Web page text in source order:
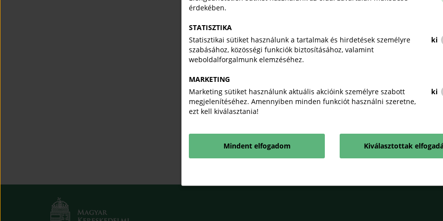
érdekében.
STATISZTIKA
Statisztikai sütiket használunk a tartalmak és hirdetések személyre
szabásához, közösségi funkciók biztosításához, valamint
weboldalforgalmunk elemzéséhez.
ki
MARKETING
Marketing sütiket használunk aktuális akcióink személyre szabott
megjelenítéséhez. Amennyiben minden funkciót használni szeretne,
ezt kell kiválasztania!
ki
Mindent elfogadom Kiválasztottak
automata riasztórendszer
A regisztráció átfutási ideje kb. egy nap. A
A futás ideje szintén egy nap.
A szolgáltatás részletes használatát az alábbi
MKIK SecureBot Felhasználói kézikönyv